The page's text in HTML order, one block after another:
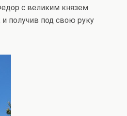
с великим князем
получив под свою руку